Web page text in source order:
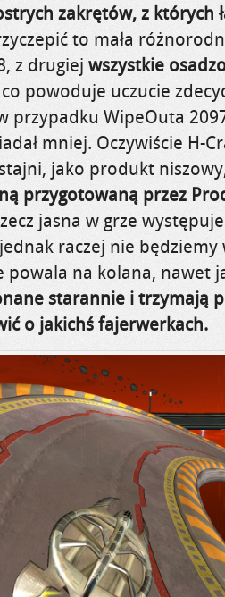
zakrętów, z których
to mała
z drugiej wszystkie
powoduje uczucie
przypadku WipeOuta
mniej. Oczywiście H-
jako produkt
przygotowaną przez
jasna w grze
raczej nie
powala na kolana, nawet
starannie i trzymają
o jakichś fajerwerkach.